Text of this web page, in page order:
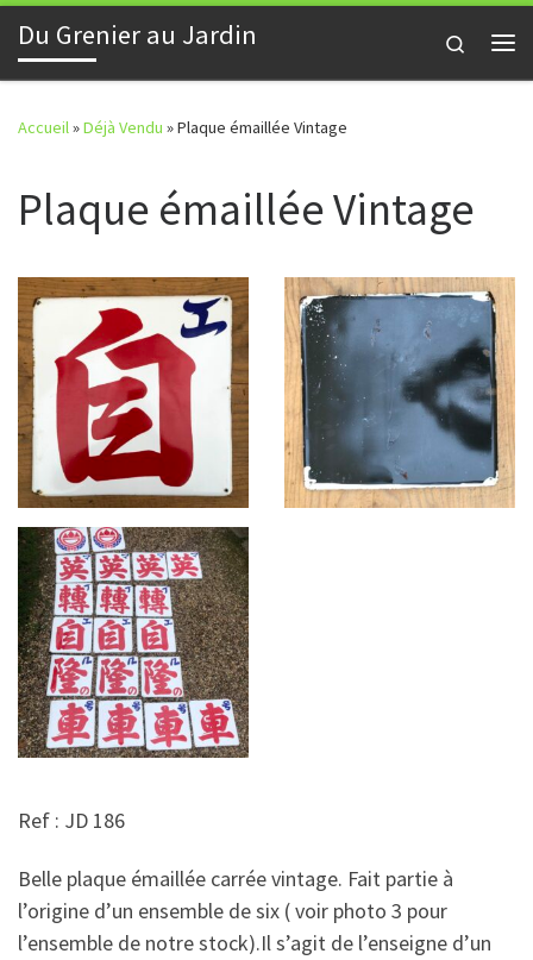
Skip to content
Du Grenier au Jardin
Search
Accueil»Déjà Vendu »Plaque émaillée Vintage
Plaque émaillée Vintage
Ref : JD 186
Belle plaque émaillée carrée vintage. Fait partie à
l’origine d’un ensemble de six ( voir photo 3 pour
l’ensemble de notre stock).Il s’agit de l’enseigne d’un